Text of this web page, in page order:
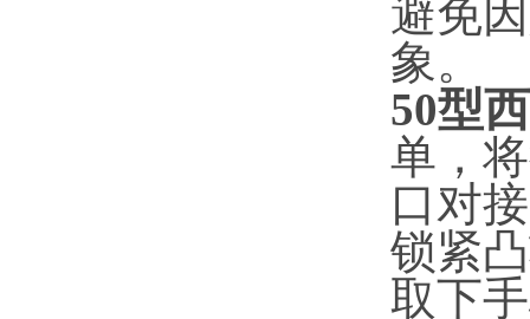
避免
象。
50型
单，
口对
锁紧
取下